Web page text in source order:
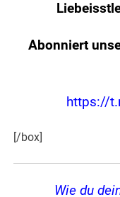
Abonniert
https://
[/box]
Wie du